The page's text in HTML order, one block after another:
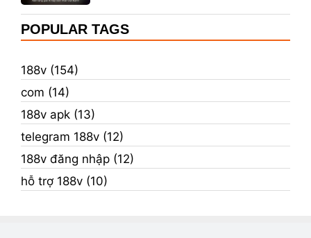
POPULAR TAGS
188v (154)
com (14)
188v apk (13)
telegram 188v (12)
188v đăng nhập (12)
hỗ trợ 188v (10)